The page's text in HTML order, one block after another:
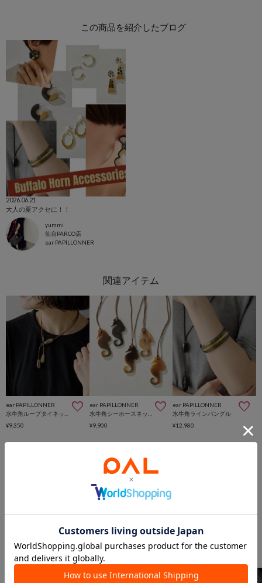
この商品を紹介したブログ
2026.06.21
大人の夏アクセに！！
yummi
仙台PARCO店
ear PAPILLONNER
ear PAPILLONNER
¥9,350
ear PAPILLONNER
¥9,900
ear PAPILLONNER
水牛角ラインバングル
¥12,980
このアイテムを見た人は
こんなアイテムも見ています
アクセサリーからのおすすめ